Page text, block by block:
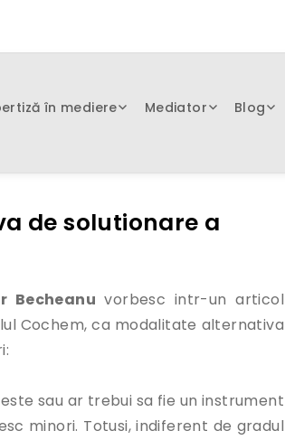
în mediere Mediator Blog
de solutionare a
Becheanu vorbesc intr-un articol
Cochem, ca modalitate alternativa
sau ar trebui sa fie un instrument
minori. Totusi, indiferent de gradul